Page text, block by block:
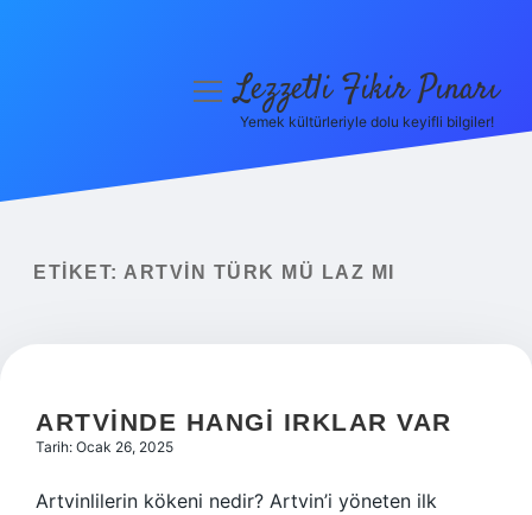
Yasal Uyarı
menüyüLezzetli Fikir Pınarı
Yemek kültürleriyle dolu keyifli bilgiler!
ETIKET: ARTVIN TÜRK MÜ LAZ MI
ARTVINDE HANGI IRKLAR VAR
Tarih: Ocak 26, 2025
Artvinlilerin kökeni nedir? Artvin’i yöneten ilk